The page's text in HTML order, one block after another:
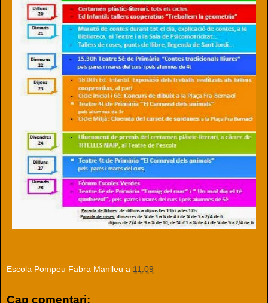
Escola Pompeu Fabra Manlleu a 11:09
Cap comentari: